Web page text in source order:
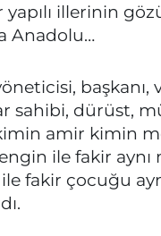
illerinin
Anadolu…
başkanı,
sahibi, dürüst,
amir kimin
ile fakir aynı
fakir çocuğu